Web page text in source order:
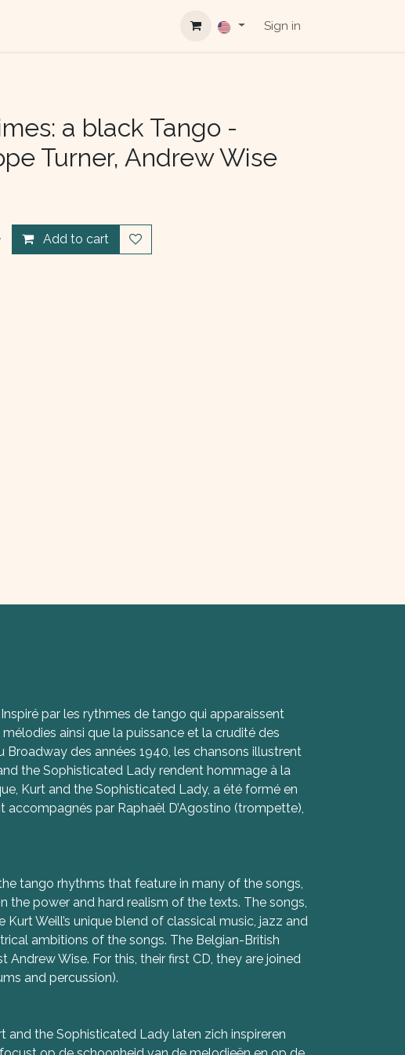
Sign in
a black Tango -
Turner, Andrew Wise
Add to cart
par les rythmes de tango qui apparaissent
ainsi que la puissance et la crudité des
Broadway des années 1940, les chansons illustrent
the Sophisticated Lady rendent hommage à la
Kurt and the Sophisticated Lady, a été formé en
accompagnés par Raphaël D’Agostino (trompette),
tango rhythms that feature in many of the songs,
the power and hard realism of the texts. The songs,
Weill’s unique blend of classical music, jazz and
ambitions of the songs. The Belgian-British
Wise. For this, their first CD, they are joined
and percussion).
and the Sophisticated Lady laten zich inspireren